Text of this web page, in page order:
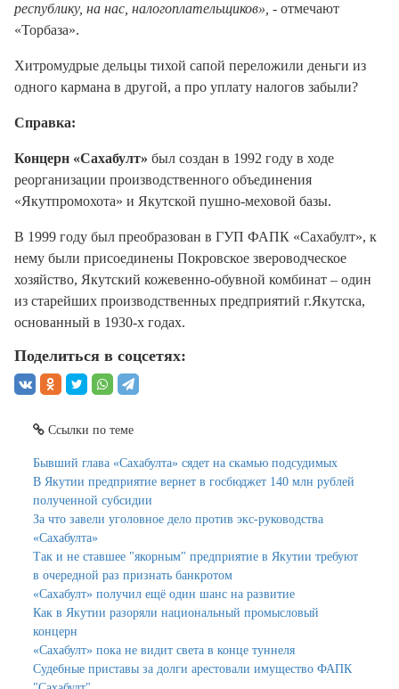
республику, на нас, налогоплательщиков», - отмечают
«Торбаза».
Хитромудрые дельцы тихой сапой переложили деньги из
одного кармана в другой, а про уплату налогов забыли?
Справка:
Концерн «Сахабулт» был создан в 1992 году в ходе
реорганизации производственного объединения
«Якутпромохота» и Якутской пушно-меховой базы.
В 1999 году был преобразован в ГУП ФАПК «Сахабулт», к
нему были присоединены Покровское звероводческое
хозяйство, Якутский кожевенно-обувной комбинат – один
из старейших производственных предприятий г.Якутска,
основанный в 1930-х годах.
Поделиться в соцсетях:
Ссылки по теме
Бывший глава «Сахабулта» сядет на скамью подсудимых
В Якутии предприятие вернет в госбюджет 140 млн рублей
полученной субсидии
За что завели уголовное дело против экс-руководства
«Сахабулта»
Так и не ставшее "якорным" предприятие в Якутии требуют
в очередной раз признать банкротом
«Сахабулт» получил ещё один шанс на развитие
Как в Якутии разоряли национальный промысловый
концерн
«Сахабулт» пока не видит света в конце туннеля
Судебные приставы за долги арестовали имущество ФАПК